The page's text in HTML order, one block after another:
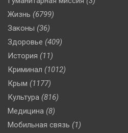
Жизнь (6799)
Законы (36)
Здоровье (409)
История (11)
Криминал (1012)
Крым (1177)
Культура (816)
Медицина (8)
Мобильная связь (1)